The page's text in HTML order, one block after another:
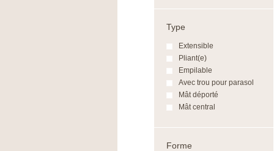
Type
Extensible
Pliant(e)
Empilable
Avec trou pour parasol
Mât déporté
Mât central
Forme